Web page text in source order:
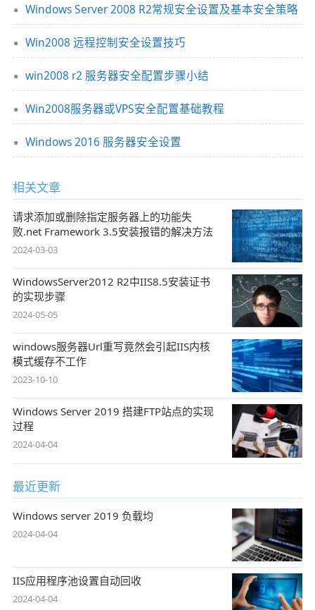
Windows Server 2008 R2常规安全设置及基本安全策略
Win2008 远程控制安全设置技巧
win2008 r2 服务器安全配置步骤小结
Win2008服务器或VPS安全配置基础教程
Windows 2016 服务器安全设置
相关文章
请求添加或删除指定服务器上的功能失
败.net Framework 3.5安装报错的解决方法
2024-03-03
WindowsServer2012 R2中IIS8.5安装证书
的实现步骤
2024-05-05
windows服务器Url重写竟然会引起IIS内核
模式缓存不工作
2023-10-10
Windows Server 2019 搭建FTP站点的实现
过程
2024-04-04
最近更新
Windows server 2019 负载均
2024-04-04
IIS应用程序池设置自动回收
2024-04-04